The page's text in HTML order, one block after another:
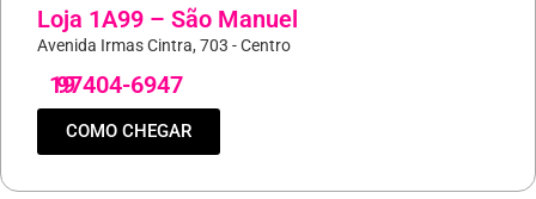
Loja 1A99 – São Manuel
Avenida Irmas Cintra, 703 - Centro
19
97404-6947
COMO CHEGAR